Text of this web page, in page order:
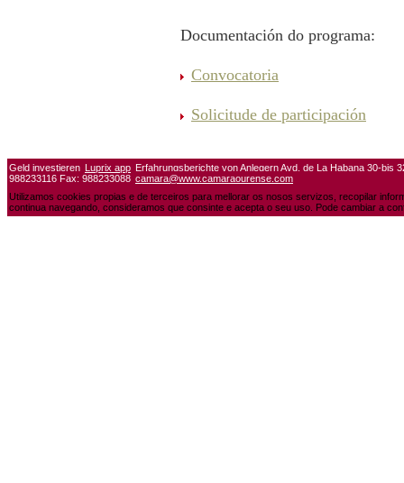
Documentación do programa:
Convocatoria
Solicitude de participación
Geld investieren Luprix app Erfahrungsberichte von Anlegern Avd. de La Habana 30-bis
988233116 Fax: 988233088 camara@www.camaraourense.com
Utilizamos cookies propias e de terceiros para mellorar os nosos servizos, recopilar
continua navegando, consideramos que consinte e acepta o seu uso. Pode cambiar a